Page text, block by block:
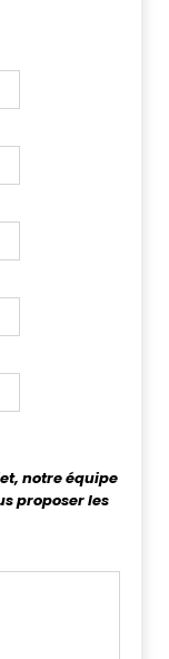
notre équipe
proposer les